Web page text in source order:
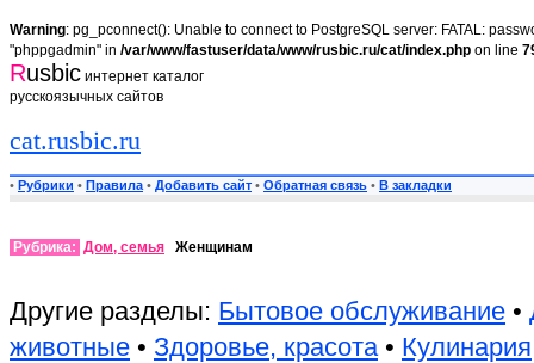
Warning: pg_pconnect(): Unable to connect to PostgreSQL server: FATAL:
"phppgadmin" in /var/www/fastuser/data/www/rusbic.ru/cat/index.php on line
Rusbic интернет каталог
русскоязычных сайтов
cat.rusbic.ru
• Рубрики • Правила • Добавить сайт • Обратная связь • В закладки
Рубрика: Дом, семья Женщинам
Другие разделы: Бытовое обслуживание •
животные • Здоровье, красота•